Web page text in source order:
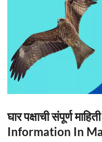
घार पक्षाची संपूर्ण
Information In